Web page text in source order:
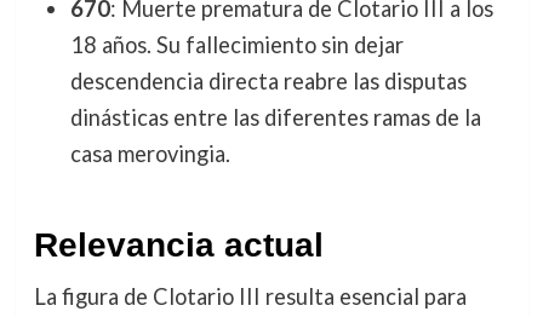
670: Muerte prematura de Clotario III a los
18 años. Su fallecimiento sin dejar
descendencia directa reabre las disputas
dinásticas entre las diferentes ramas de la
casa merovingia.
Relevancia actual
La figura de Clotario III resulta esencial para